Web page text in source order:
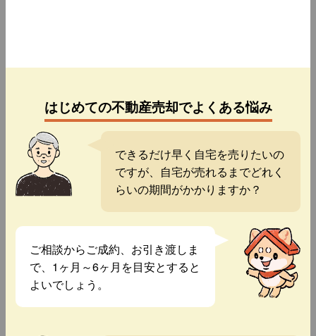
はじめての不動産売却でよくある悩み
できるだけ早く自宅を売りたいの
ですが、自宅が売れるまでどれく
らいの期間がかかりますか？
ご相談からご成約、お引き渡しま
で、1ヶ月～6ヶ月を目安とすると
よいでしょう。